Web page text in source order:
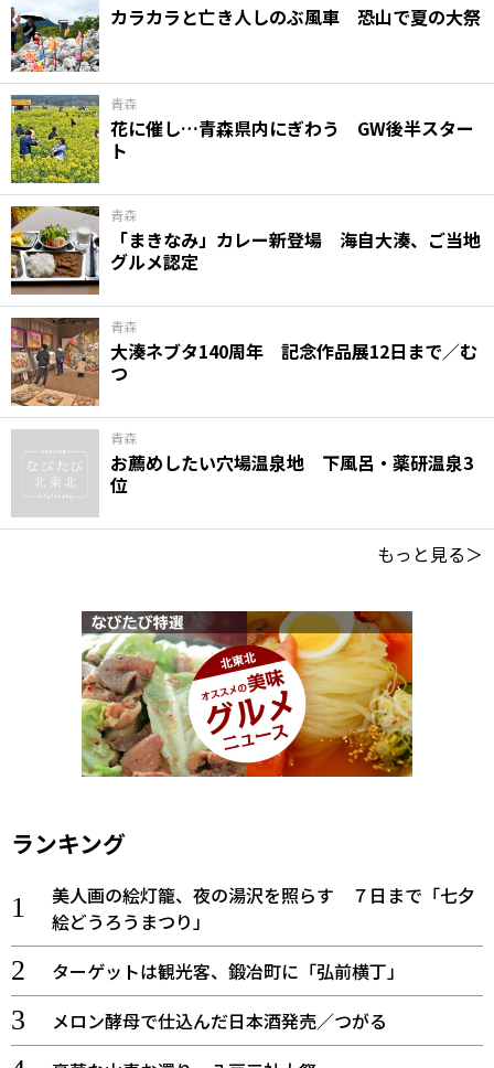
カラカラと亡き人しのぶ風車 恐山で夏の大祭
青森
花に催し…青森県内にぎわう GW後半スター
ト
青森
「まきなみ」カレー新登場 海自大湊、ご当地
グルメ認定
青森
大湊ネブタ140周年 記念作品展12日まで／む
つ
青森
お薦めしたい穴場温泉地 下風呂・薬研温泉3
位
もっと見る＞
ランキング
美人画の絵灯籠、夜の湯沢を照らす ７日まで「七夕
絵どうろうまつり」
ターゲットは観光客、鍛冶町に「弘前横丁」
メロン酵母で仕込んだ日本酒発売／つがる